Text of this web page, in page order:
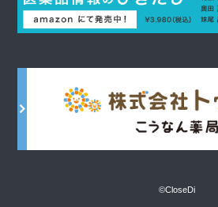
©CloseDi